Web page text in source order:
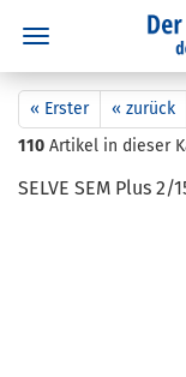
« Erster « zurück
110 Artikel in dieser
SELVE SEM Plus